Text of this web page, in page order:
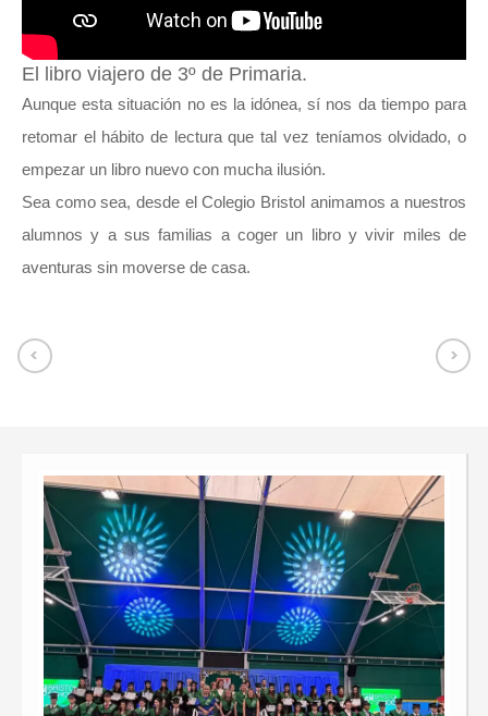
El libro viajero de 3º de Primaria.
Aunque esta situación no es la idónea, sí nos da tiempo para
retomar el hábito de lectura que tal vez teníamos olvidado, o
empezar un libro nuevo con mucha ilusión.
Sea como sea, desde el Colegio Bristol animamos a nuestros
alumnos y a sus familias a coger un libro y vivir miles de
aventuras sin moverse de casa.